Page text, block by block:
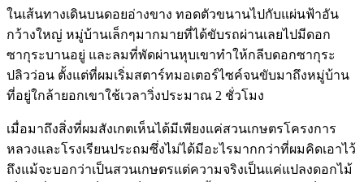
ในเส้นทางเดินบนดอยอ่างขาง ทอดตัวขนานไปกับแผ่นฟ้าอัน
กว้างใหญ่ หมู่บ้านเล็กๆมากมายที่ได้ขับรถผ่านเลยไปมีดอก
ซากุระบานอยู่ และลมที่พัดผ่านหุบเขาทำให้กลีบดอกซากุระ
ปลิวว่อน ตั้งแต่ที่ผมเริ่มสตาร์ทมอเตอร์ไซค์จนขับมาถึงหมู่บ้าน
ที่อยู่ใกล้ายอกเขาใช้เวลาวิ่งประมาณ 2 ชั่วโมง
เมื่อมาถึงสิ่งที่ผมสังเกตเห็นได้มีเพียงแค่สวนเกษตรโครงการ
หลวงและโรงเรียนประถมซึ่งไม่ได้มีอะไรมากกว่าที่ผมคิดเอาไว้
ถึงแม้จะบอกว่าเป็นสวนเกษตรแต่ความจริงเป็นแค่แปลงดอกไม้